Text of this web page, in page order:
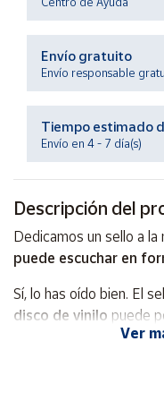
Productos
Solidarios
Ayuda
Centro
de ayuda
Vendedores
vendedores
Hazte
Envío gratuito
Envío responsable
Tiempo estimado
Envío en 4 - 7 día(s)
Descripción del
Dedicamos un sello a la
puede escuchar en
Sí, lo has oído bien. El
disco de vinilo puede
Ver